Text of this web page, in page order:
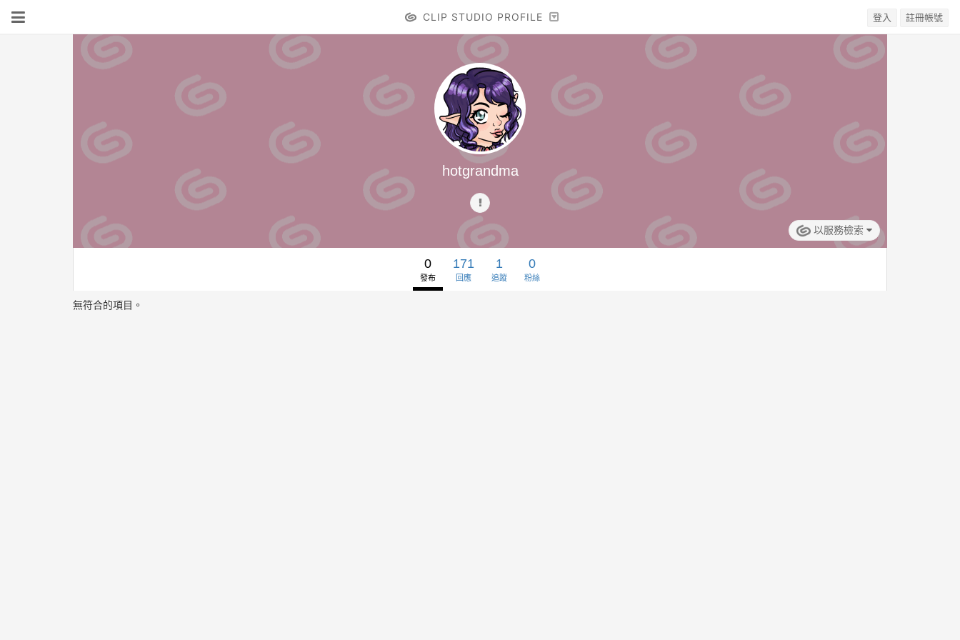
CLIP STUDIO PROFILE 登入 註冊帳號
hotgrandma
以服務檢索
0
發布
171
回應
1
追蹤
0
粉絲
無符合的項目。